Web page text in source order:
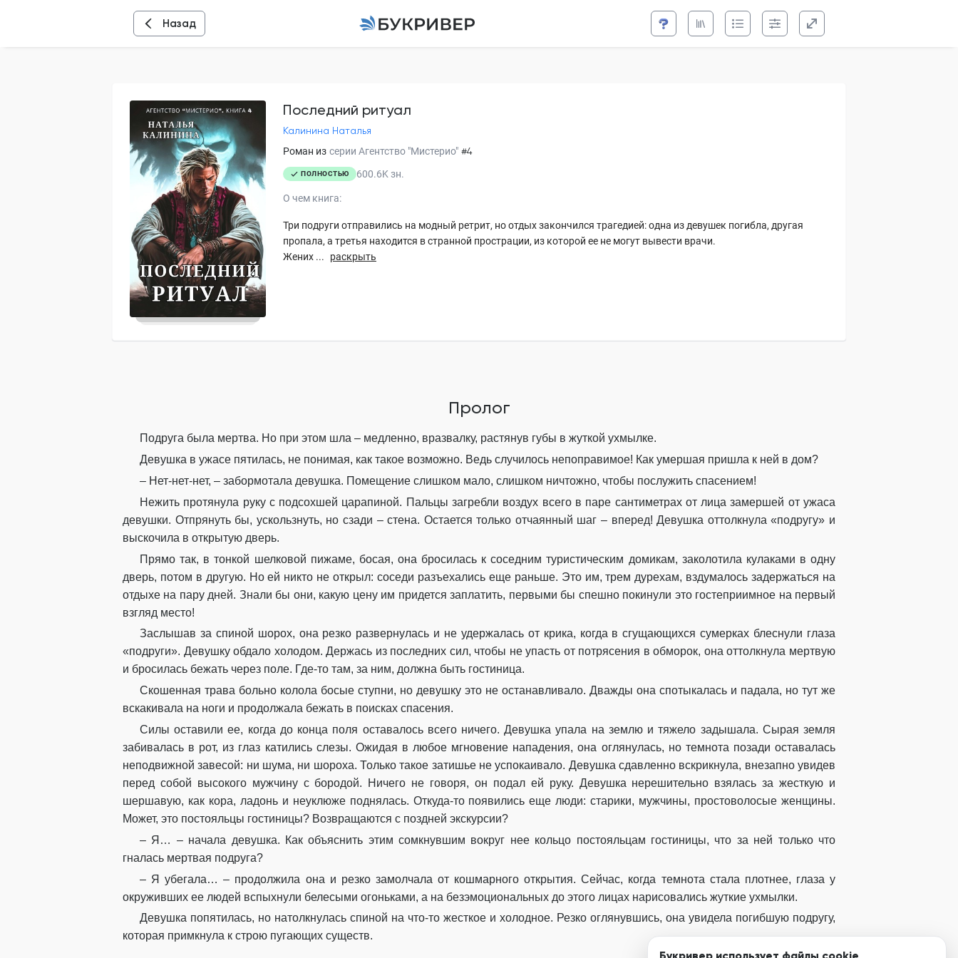
Назад
Глава 4
Глава 11
Глава 13
Глава 15
Глава 21
Глава 23
Эпилог
Последний ритуал
Калинина Наталья
Роман из серии Агентство "Мистерио" #4
ПОЛНОСТЬЮ 600.6K зн.
О чем книга:
Три подруги отправились на модный ретрит, но отдых закончился трагедией: одна из девушек погибла, другая
пропала, а третья находится в странной прострации, из которой ее не могут вывести врачи.
Жених ...
раскрыть
Пролог
Подруга была мертва. Но при этом шла – медленно, вразвалку, растянув губы в жуткой ухмылке.
Девушка в ужасе пятилась, не понимая, как такое возможно. Ведь случилось непоправимое! Как умершая пришла к ней в дом?
– Нет-нет-нет, – забормотала девушка. Помещение слишком мало, слишком ничтожно, чтобы послужить спасением!
Нежить протянула руку с подсохшей царапиной. Пальцы загребли воздух всего в паре сантиметрах от лица замершей от ужаса
девушки. Отпрянуть бы, ускользнуть, но сзади – стена. Остается только отчаянный шаг – вперед! Девушка оттолкнула «подругу» и
выскочила в открытую дверь.
Прямо так, в тонкой шелковой пижаме, босая, она бросилась к соседним туристическим домикам, заколотила кулаками в одну
дверь, потом в другую. Но ей никто не открыл: соседи разъехались еще раньше. Это им, трем дурехам, вздумалось задержаться на
отдыхе на пару дней. Знали бы они, какую цену им придется заплатить, первыми бы спешно покинули это гостеприимное на первый
взгляд место!
Заслышав за спиной шорох, она резко развернулась и не удержалась от крика, когда в сгущающихся сумерках блеснули глаза
«подруги». Девушку обдало холодом. Держась из последних сил, чтобы не упасть от потрясения в обморок, она оттолкнула мертвую
и бросилась бежать через поле. Где-то там, за ним, должна быть гостиница.
Скошенная трава больно колола босые ступни, но девушку это не останавливало. Дважды она спотыкалась и падала, но тут же
вскакивала на ноги и продолжала бежать в поисках спасения.
Силы оставили ее, когда до конца поля оставалось всего ничего. Девушка упала на землю и тяжело задышала. Сырая земля
забивалась в рот, из глаз катились слезы. Ожидая в любое мгновение нападения, она оглянулась, но темнота позади оставалась
неподвижной завесой: ни шума, ни шороха. Только такое затишье не успокаивало. Девушка сдавленно вскрикнула, внезапно увидев
перед собой высокого мужчину с бородой. Ничего не говоря, он подал ей руку. Девушка нерешительно взялась за жесткую и
шершавую, как кора, ладонь и неуклюже поднялась. Откуда-то появились еще люди: старики, мужчины, простоволосые женщины.
Может, это постояльцы гостиницы? Возвращаются с поздней экскурсии?
– Я… – начала девушка. Как объяснить этим сомкнувшим вокруг нее кольцо постояльцам гостиницы, что за ней только что
гналась мертвая подруга?
– Я убегала… – продолжила она и резко замолчала от кошмарного открытия. Сейчас, когда темнота стала плотнее, глаза у
окруживших ее людей вспыхнули белесыми огоньками, а на безэмоциональных до этого лицах нарисовались жуткие ухмылки.
Девушка попятилась, но натолкнулась спиной на что-то жесткое и холодное. Резко оглянувшись, она увидела погибшую подругу,
которая примкнула к строю пугающих существ.